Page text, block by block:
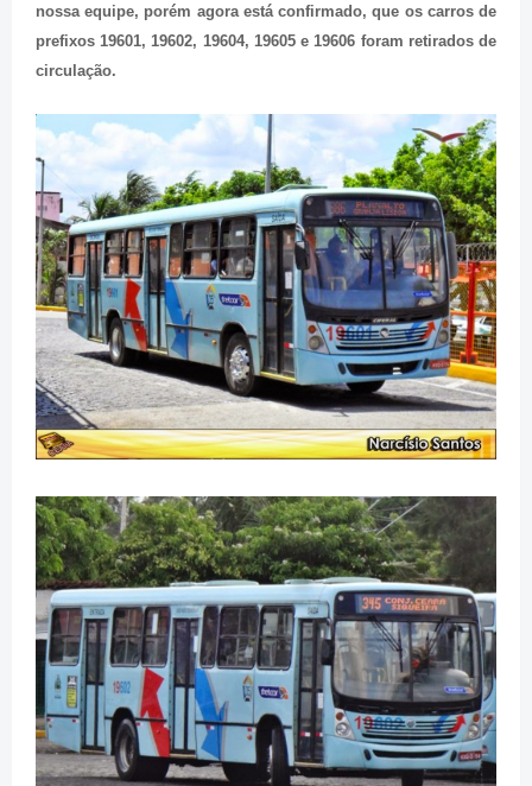
nossa equipe, porém agora está confirmado, que os carros de
prefixos 19601, 19602, 19604, 19605 e 19606 foram retirados de
circulação.